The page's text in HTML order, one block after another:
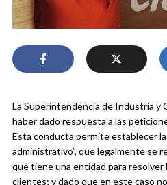
La Superintendencia de Industria y
haber dado respuesta a las
Esta conducta permite establecer
administrativo”, que legalmente se
que tiene una entidad para resolver
clientes; y dado que en este caso